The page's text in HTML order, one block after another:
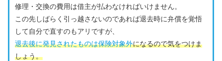
修理・交換の費用は借主が払わなければいけません。
この先しばらく引っ越さないのであれば退去時に弁償を覚悟
して自分で直すのもアリですが、
退去後に発見されたものは保険対象外になるので気をつけま
しょう。